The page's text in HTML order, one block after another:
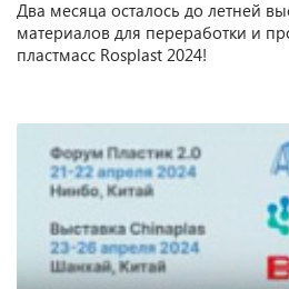
Два месяца осталось до летней
материалов для переработки и
пластмасс Rosplast 2024!